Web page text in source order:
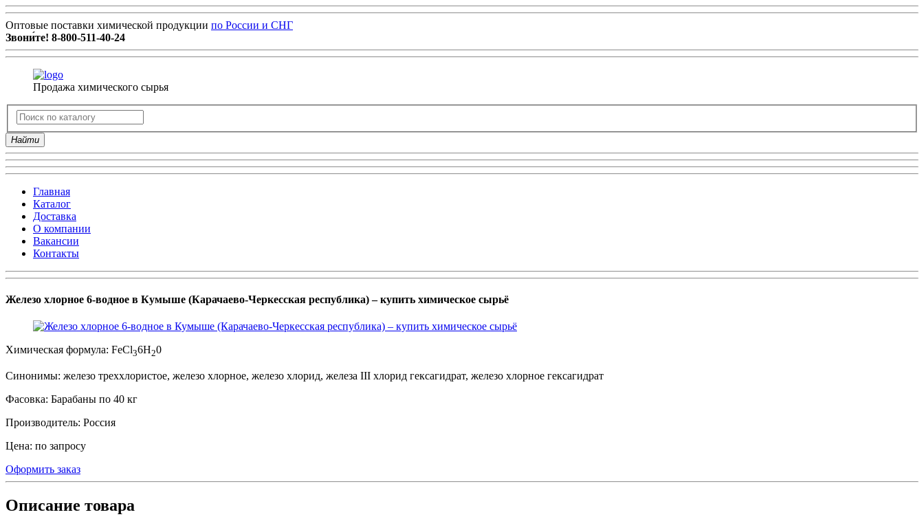
Оптовые поставки химической продукции по России и СНГ
Звони́те! 8-800-511-40-24
Продажа химического сырья
Найти
Главная
Каталог
Доставка
О компании
Вакансии
Контакты
Железо хлорное 6-водное в Кумыше (Карачаево-Черкесская республика) – купить химическое сырьё
Химическая формула: FeCl36H20
Синонимы: железо треххлористое, железо хлорное, железо хлорид, железа III хлорид гексагидрат, железо хлорное гексагидрат
Фасовка: Барабаны по 40 кг
Производитель: Россия
Цена: по запросу
Оформить заказ
Описание товара